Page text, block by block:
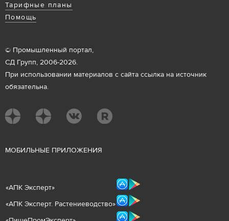
Тарифные планы
Помощь
© Промышленный портал,
СД Групп, 2006-2026.
При использовании материалов с сайта ссылка на источник
обязательна.
МОБИЛЬНЫЕ ПРИЛОЖЕНИЯ
«АПК Эксперт»
«АПК Эксперт. Растениеводство»